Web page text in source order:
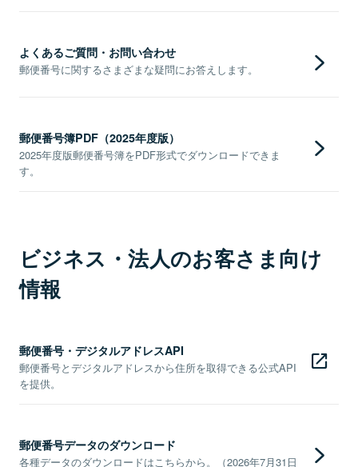
よくあるご質問・お問い合わせ
郵便番号に関するさまざまな疑問にお答えします。
郵便番号簿PDF（2025年度版）
2025年度版郵便番号簿をPDF形式でダウンロードできま
す。
ビジネス・法人のお客さま向け
情報
郵便番号・デジタルアドレスAPI
郵便番号とデジタルアドレスから住所を取得できる公式API
を提供。
郵便番号データのダウンロード
各種データのダウンロードはこちらから。（2026年7月31日